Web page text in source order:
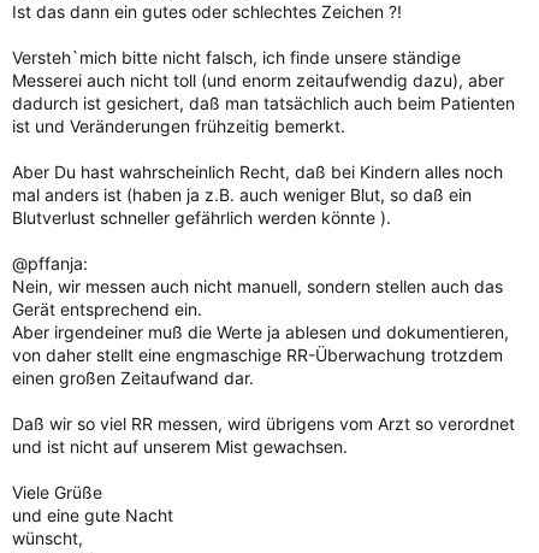
Ist das dann ein gutes oder schlechtes Zeichen ?!
Versteh`mich bitte nicht falsch, ich finde unsere ständige
Messerei auch nicht toll (und enorm zeitaufwendig dazu), aber
dadurch ist gesichert, daß man tatsächlich auch beim Patienten
ist und Veränderungen frühzeitig bemerkt.
Aber Du hast wahrscheinlich Recht, daß bei Kindern alles noch
mal anders ist (haben ja z.B. auch weniger Blut, so daß ein
Blutverlust schneller gefährlich werden könnte ).
@pffanja:
Nein, wir messen auch nicht manuell, sondern stellen auch das
Gerät entsprechend ein.
Aber irgendeiner muß die Werte ja ablesen und dokumentieren,
von daher stellt eine engmaschige RR-Überwachung trotzdem
einen großen Zeitaufwand dar.
Daß wir so viel RR messen, wird übrigens vom Arzt so verordnet
und ist nicht auf unserem Mist gewachsen.
Viele Grüße
und eine gute Nacht
wünscht,